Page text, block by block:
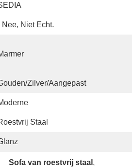
Nee, Niet Echt.
Zilver/aangepast
Staal
Sofa van roestvrij staal ,